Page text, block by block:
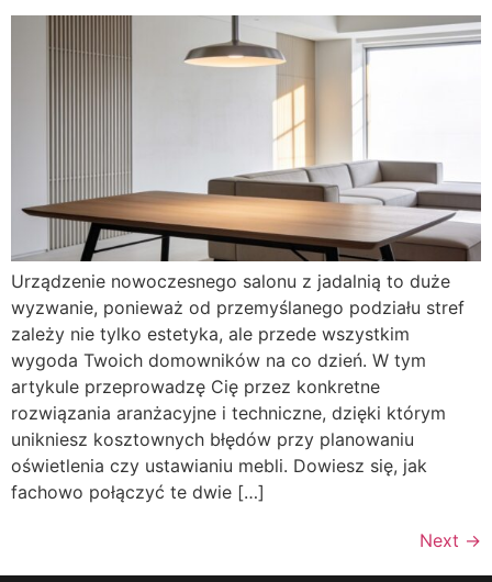
Urządzenie nowoczesnego salonu z jadalnią to duże
wyzwanie, ponieważ od przemyślanego podziału stref
zależy nie tylko estetyka, ale przede wszystkim
wygoda Twoich domowników na co dzień. W tym
artykule przeprowadzę Cię przez konkretne
rozwiązania aranżacyjne i techniczne, dzięki którym
unikniesz kosztownych błędów przy planowaniu
oświetlenia czy ustawianiu mebli. Dowiesz się, jak
fachowo połączyć te dwie […]
Next →